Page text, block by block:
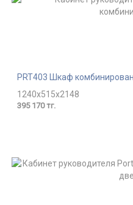
PRT403 Шкаф
1240x515x2148
395 170 тг.